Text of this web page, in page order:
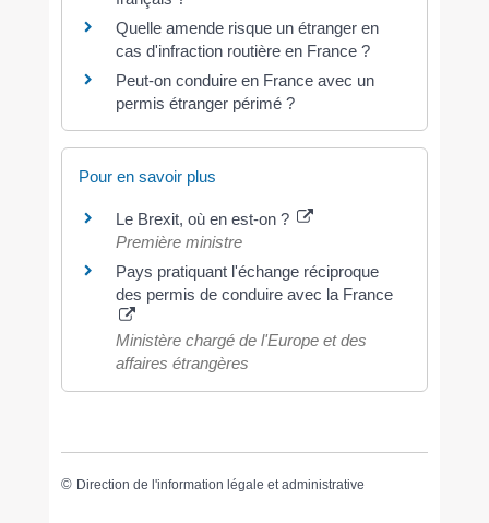
Quelle amende risque un étranger en
cas d'infraction routière en France ?
Peut-on conduire en France avec un
permis étranger périmé ?
Pour en savoir plus
Le Brexit, où en est-on ?
Première ministre
Pays pratiquant l'échange réciproque
des permis de conduire avec la France
Ministère chargé de l'Europe et des
affaires étrangères
© Direction de l'information légale et administrative